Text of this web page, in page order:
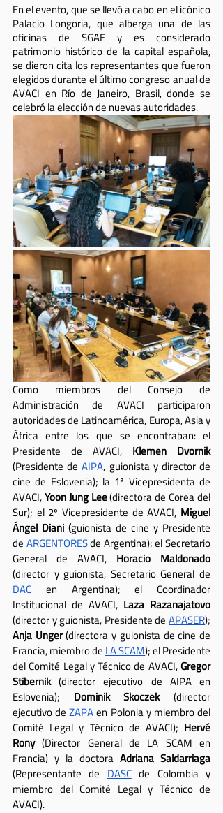
En el evento, que se llevó a cabo en el icónico
Palacio Longoria, que alberga una de las
oficinas de SGAE y es considerado
patrimonio histórico de la capital española,
se dieron cita los representantes que fueron
elegidos durante el último congreso anual de
AVACI en Río de Janeiro, Brasil, donde se
celebró la elección de nuevas autoridades.
Como miembros del Consejo de
Administración de AVACI participaron
autoridades de Latinoamérica, Europa, Asia y
África entre los que se encontraban: el
Presidente de AVACI, Klemen Dvornik
(Presidente de AIPA, guionista y director de
cine de Eslovenia); la 1ª Vicepresidenta de
AVACI, Yoon Jung Lee (directora de Corea del
Sur); el 2º Vicepresidente de AVACI, Miguel
Ángel Diani (guionista de cine y Presidente
de ARGENTORES de Argentina); el Secretario
General de AVACI, Horacio Maldonado
DAC en Argentina); el Coordinador
Institucional de AVACI, Laza Razanajatovo
(director y guionista, Presidente de APASER
Anja Unger (directora y guionista de cine de
Francia, miembro de LA SCAM); el Presidente
del Comité Legal y Técnico de AVACI, Gregor
Stibernik (director ejecutivo de AIPA en
Eslovenia); Dominik Skoczek (director
ejecutivo de ZAPA en Polonia y miembro del
Comité Legal y Técnico de AVACI); Hervé
Rony (Director General de LA SCAM en
Francia) y la doctora Adriana Saldarriaga
(Representante de DASC de Colombia y
miembro del Comité Legal y Técnico de
AVACI).